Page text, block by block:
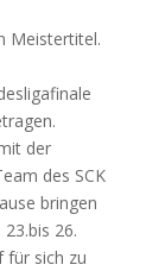
Meistertitel.
der
des SCK
bringen
26.
für sich zu